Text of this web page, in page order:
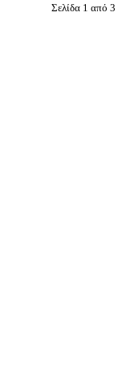
Σελίδα 1 από 3